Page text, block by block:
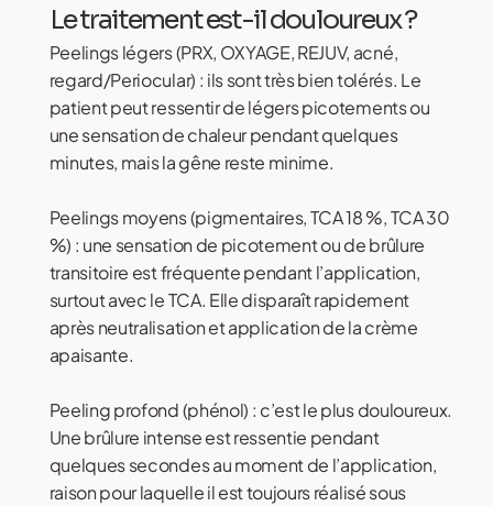
Le traitement est-il douloureux ?
Peelings légers (PRX, OXYAGE, REJUV, acné,
regard/Periocular) : ils sont très bien tolérés. Le
patient peut ressentir de légers picotements ou
une sensation de chaleur pendant quelques
minutes, mais la gêne reste minime.
Peelings moyens (pigmentaires, TCA 18 %, TCA 30
%) : une sensation de picotement ou de brûlure
transitoire est fréquente pendant l’application,
surtout avec le TCA. Elle disparaît rapidement
après neutralisation et application de la crème
apaisante.
Peeling profond (phénol) : c’est le plus douloureux.
Une brûlure intense est ressentie pendant
quelques secondes au moment de l’application,
raison pour laquelle il est toujours réalisé sous